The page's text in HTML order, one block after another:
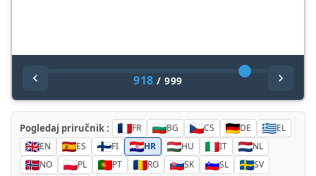
918 /999
Pogledaj priručnik : FR BG CS DE
EL
EN
ES FI HR HU IT
NL
NO
PL PT RO SK SL
SV